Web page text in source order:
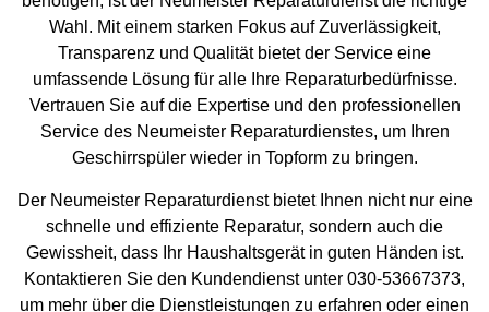
Wahl. Mit einem starken Fokus auf Zuverlässigkeit,
Transparenz und Qualität bietet der Service eine
umfassende Lösung für alle Ihre Reparaturbedürfnisse.
Vertrauen Sie auf die Expertise und den professionellen
Service des Neumeister Reparaturdienstes, um Ihren
Geschirrspüler wieder in Topform zu bringen.
Der Neumeister Reparaturdienst bietet Ihnen nicht nur eine
schnelle und effiziente Reparatur, sondern auch die
Gewissheit, dass Ihr Haushaltsgerät in guten Händen ist.
Kontaktieren Sie den Kundendienst unter 030-53667373,
um mehr über die Dienstleistungen zu erfahren oder einen